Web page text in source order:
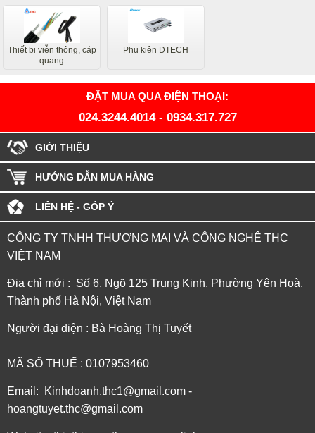
Thiết bị viễn thông, cáp
quang
Phụ kiện DTECH
ĐẶT MUA QUA ĐIỆN THOẠI:
024.3244.4014- 0934.317.727
GIỚI THIỆU
HƯỚNG DẪN MUA HÀNG
LIÊN HỆ - GÓP Ý
CÔNG TY TNHH THƯƠNG MẠI VÀ CÔNG NGHỆ THC
VIỆT NAM
Địa chỉ mới : Số 6, Ngõ 125 Trung Kinh, Phường Yên Hoà,
Thành phố Hà Nội, Việt Nam
Người đại diện : Bà Hoàng Thị Tuyết
MÃ SỐ THUẾ : 0107953460
Email: Kinhdoanh.thc1@gmail.com -
hoangtuyet.thc@gmail.com